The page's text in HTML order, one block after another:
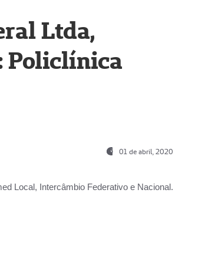
Ltda,
Policlínica
01 de abril, 2020
Local, Intercâmbio Federativo e Nacional.